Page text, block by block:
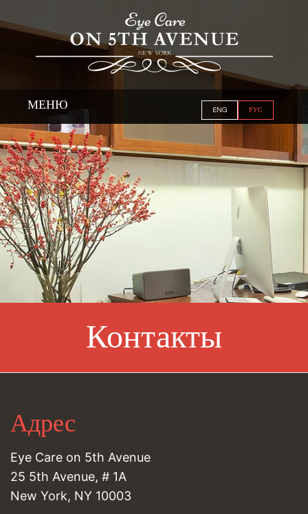
МЕНЮ ENG РУС
Контакты
Адрес
Eye Care on 5th Avenue
25 5th Avenue, # 1A
New York, NY 10003